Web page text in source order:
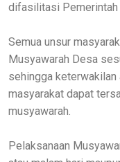
difasilitasi Pemerintah
Semua unsur
Musyawarah Desa
sehingga
masyarakat dapat
musyawarah.
Pelaksanaan